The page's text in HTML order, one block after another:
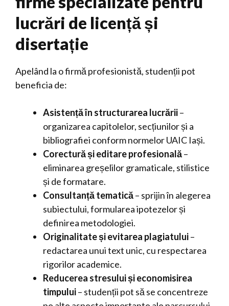
lucrări de licență și
disertație
Apelând la o firmă profesionistă, studenții pot
beneficia de:
Asistență în structurarea lucrării–
organizarea capitolelor, secțiunilor și a
bibliografiei conform normelor UAIC Iași.
Corectură și editare profesională–
eliminarea greșelilor gramaticale, stilistice
și de formatare.
Consultanță tematică– sprijin în alegerea
subiectului, formularea ipotezelor și
definirea metodologiei.
Originalitate și evitarea plagiatului–
redactarea unui text unic, cu respectarea
rigorilor academice.
Reducerea stresului și economisirea
timpului– studenții pot să se concentreze